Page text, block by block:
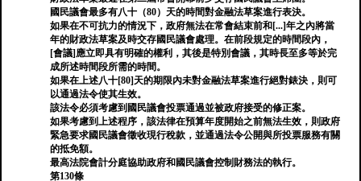
國民議會最多有八十（80）天的時間對金融法草案進行表決。
如果在不可抗力的情況下，政府無法在常會結束前和[...]年之內將當
年的財政法草案及時交存國民議會處理。在前段規定的時間段內，
[會議]應立即具有明確的權利，其後是特別會議，其時長至多等於完
成所述時間段所需的時間。
如果在上述八十[80]天的期限內未對金融法草案進行絕對錶決，則可
以通過法令使其生效。
該法令必須考慮到國民議會投票通過並被政府接受的修正案。
如果考慮到上述程序，該法律在預算年度開始之前無法生效，則政府
緊急要求國民議會徵收現行稅款，並通過法令公開與所投票服務有關
的抵免額。
最高法院會計分庭協助政府和國民議會控制財務法的執行。
第130條